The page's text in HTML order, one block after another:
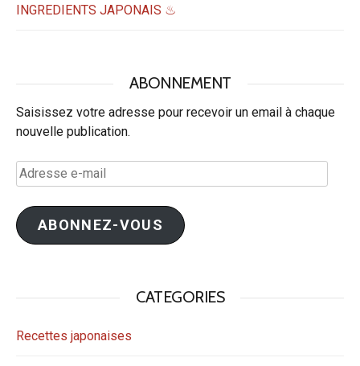
INGREDIENTS JAPONAIS ♨
ABONNEMENT
Saisissez votre adresse pour recevoir un email à chaque
nouvelle publication.
Adresse
e-
mail
ABONNEZ-VOUS
CATEGORIES
Recettes japonaises